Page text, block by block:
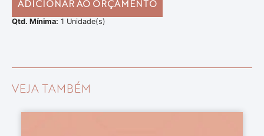
ADICIONAR AO ORÇAMENTO
Qtd. Mínima: 1 Unidade(s)
VEJA TAMBÉM